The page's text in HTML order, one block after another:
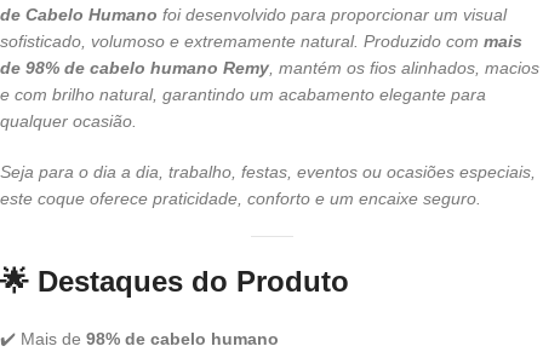
de Cabelo Humano foi desenvolvido para proporcionar um visual
sofisticado, volumoso e extremamente natural. Produzido com mais
de 98% de cabelo humano Remy, mantém os fios alinhados, macios
e com brilho natural, garantindo um acabamento elegante para
qualquer ocasião.
Seja para o dia a dia, trabalho, festas, eventos ou ocasiões especiais,
este coque oferece praticidade, conforto e um encaixe seguro.
🌟 Destaques do Produto
✔️ Mais de 98% de cabelo humano